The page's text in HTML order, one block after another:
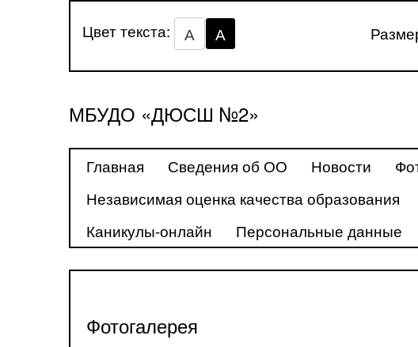
Цвет текста: А А
МБУДО «ДЮСШ №2»
Главная Сведения об ОО Новости
Независимая оценка качества образования
Каникулы-онлайн
Персональные данные
Фотогалерея